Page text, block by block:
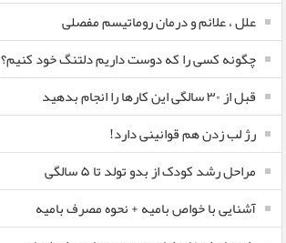
علل ، علائم و درمان روماتیسم مفصلی
چگونه کسی را که دوست داریم دلتنگ خود کنیم؟
قبل از ۳۰ سالگی این کارها را انجام بدهید
رژ لب زدن هم قوانینی دارد!
مراحل رشد کودک از بدو تولد تا ۵ سالگی
آشنایی با خواص بامیه + نحوه مصرف بامیه